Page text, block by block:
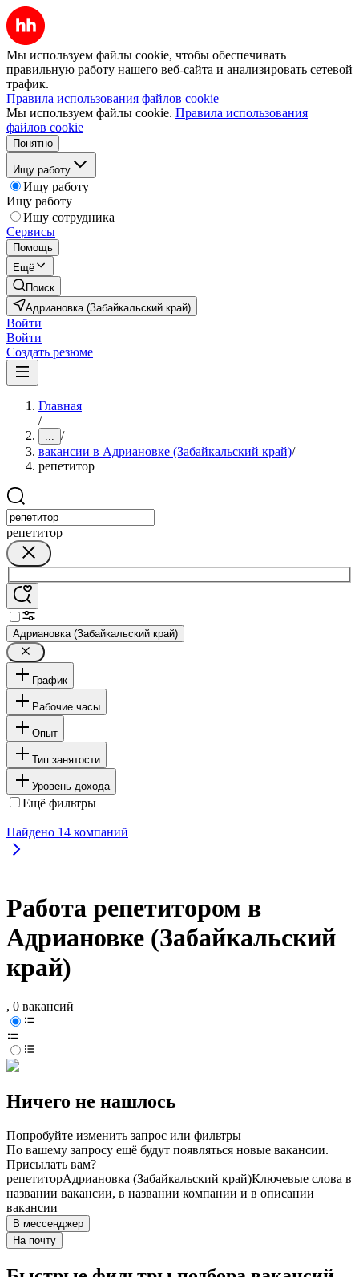
Мы используем файлы cookie, чтобы обеспечивать
правильную работу нашего веб-сайта и анализировать сетевой
трафик.
Правила использования файлов cookie
Мы используем файлы cookie. Правила использования
файлов cookie
Понятно
Ищу работу
Ищу работу
Ищу работу
Ищу сотрудника
Сервисы
Помощь
Ещё
Поиск
Адриановка (Забайкальский край)
Войти
Войти
Создать резюме
Главная
/
... /
вакансии в Адриановке (Забайкальский край)/
репетитор
репетитор
Адриановка (Забайкальский край)
График
Рабочие часы
Опыт
Тип занятости
Уровень дохода
Ещё фильтры
Найдено 14 компаний
Работа репетитором в
Адриановке (Забайкальский
край)
, 0 вакансий
Ничего не нашлось
Попробуйте изменить запрос или фильтры
По вашему запросу ещё будут появляться новые вакансии.
Присылать вам?
репетиторАдриановка (Забайкальский край)Ключевые слова в
названии вакансии, в названии компании и в описании
вакансии
В мессенджер
На почту